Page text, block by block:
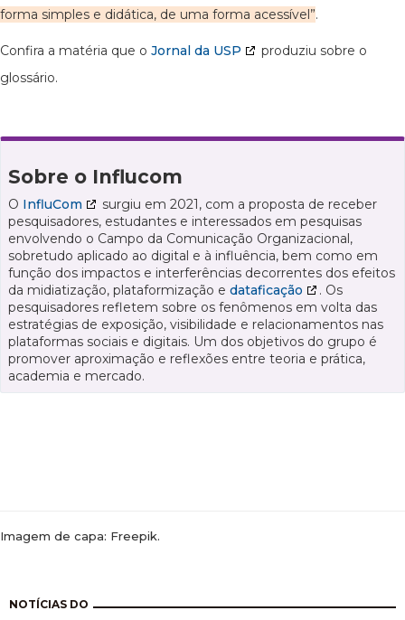
forma simples e didática, de uma forma acessível”.
Confira a matéria que o Jornal da USP
produziu sobre o
glossário.
Sobre o Influcom
O InfluCom
surgiu em 2021, com a proposta de receber
pesquisadores, estudantes e interessados em pesquisas
envolvendo o Campo da Comunicação Organizacional,
sobretudo aplicado ao digital e à influência, bem como em
função dos impactos e interferências decorrentes dos efeitos
da midiatização, plataformização e dataficação
. Os
pesquisadores refletem sobre os fenômenos em volta das
estratégias de exposição, visibilidade e relacionamentos nas
plataformas sociais e digitais. Um dos objetivos do grupo é
promover aproximação e reflexões entre teoria e prática,
academia e mercado.
Imagem de capa: Freepik.
NOTÍCIAS DO
Paginação